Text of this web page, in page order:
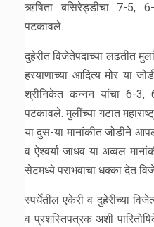
ऋषिता बसिरेड्डीचा 7-5,
पटकावले.
दुहेरीत विजेतेपदाच्या लढतीत
हरयाणाच्या आदित्य मोर या
श्रीनिकेत कन्नन यांचा 6-
पटकावले. मुलींच्या गटात
या दुस-या मानांकीत जोडीने
व ऐश्वर्या जाधव या अव्वल
सेटमध्ये पराभवाचा धक्का देत
स्पर्धेतील एकेरी व दुहेरीच्या
व प्रशस्तिपत्रक अशी